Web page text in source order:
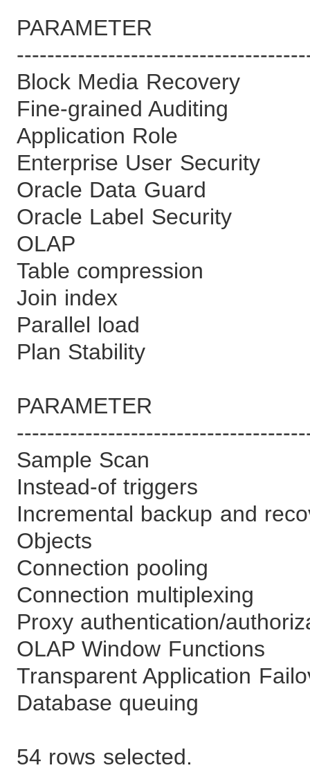
Block Media
Fine-grained
Application
Enterprise User
Oracle Data
Oracle Label
OLAP
Table
Join index
Parallel
Plan
Sample
Instead-of
Incremental backup
Objects
Connection
Connection
Proxy authentication/
OLAP Window
Transparent
Database
54 rows selected.